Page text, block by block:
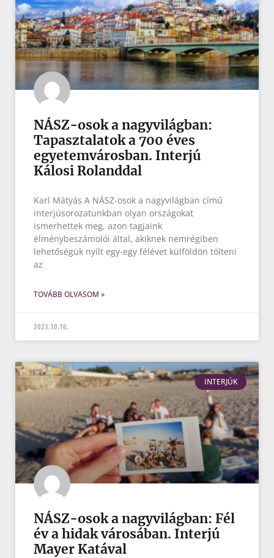
NÁSZ-osok a nagyvilágban:
Tapasztalatok a 700 éves
egyetemvárosban. Interjú
Kálosi Rolanddal
Karl Mátyás A NÁSZ-osok a nagyvilágban című
interjúsorozatunkban olyan országokat
ismerhettek meg, azon tagjaink
élménybeszámolói által, akiknek nemrégiben
lehetőségük nyílt egy-egy félévet külföldön tölteni
az
TOVÁBB OLVASOM »
2023.10.16.
INTERJÚK
NÁSZ-osok a nagyvilágban: Fél
év a hidak városában. Interjú
Mayer Katával